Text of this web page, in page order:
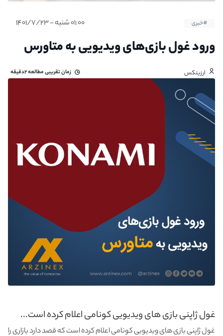
#خبری ۰۱:۰۰ شنبه - ۱۴۰۱/۷/۲۳
ورود غول بازی‌های ویدیویی به متاورس
ارزینکس زمان تقریبی مطالعه۲دقیقه
غول ژاپنی بازی های ویدیویی کونامی اعلام کرده است...
غول ژاپنی بازی های ویدیویی کونامی اعلام کرده است که قصد دارد بازاری را